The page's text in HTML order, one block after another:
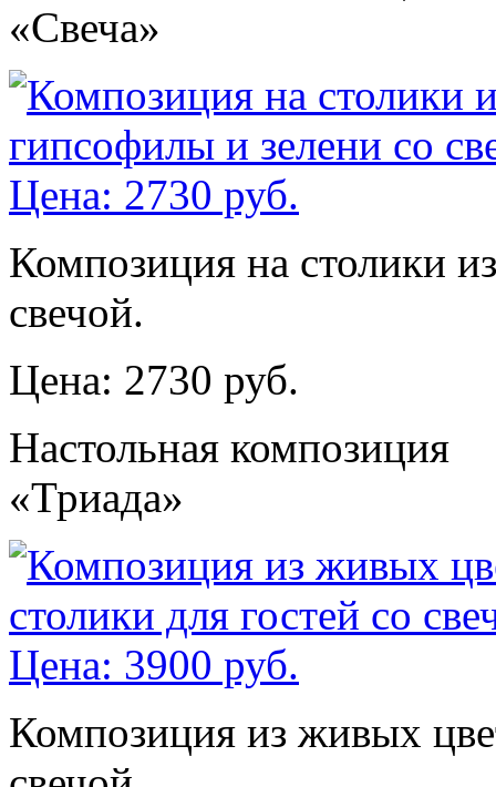
«Свеча»
Композиция на столики
свечой.
Цена: 2730 руб.
Настольная композиция
«Триада»
Композиция из живых